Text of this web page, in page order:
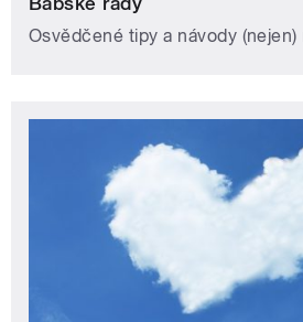
Osvědčené tipy a návody